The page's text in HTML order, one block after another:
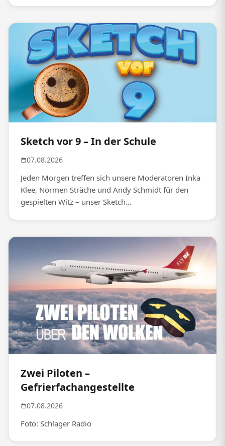
Sketch vor 9 – In der Schule
07.08.2026
Jeden Morgen treffen sich unsere Moderatoren Inka
Klee, Normen Sträche und Andy Schmidt für den
gespielten Witz – unser Sketch...
Zwei Piloten –
Gefrierfachangestellte
07.08.2026
Foto: Schlager Radio